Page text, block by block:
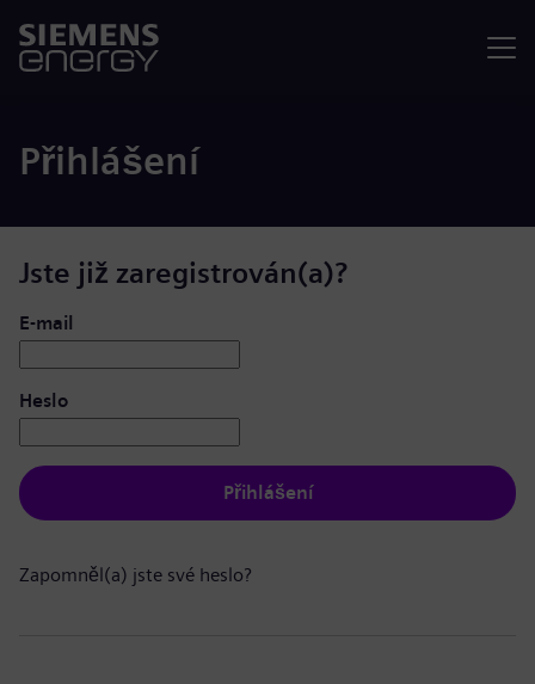
Přihlášení
Jste již zaregistrován(a)?
Přihlášení: uživatel a heslo
E-mail
Heslo
Přihlášení
Zapomněl(a) jste své heslo?